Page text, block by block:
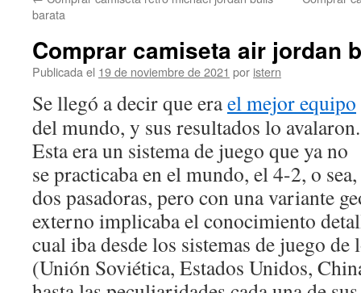
barata
Comprar camiseta air jordan
Publicada el 19 de noviembre de 2021 por istern
Se llegó a decir que erael mejor equipo
del mundo, y sus resultados lo avalaron.
Esta era un sistema de juego que ya no
se practicaba en el mundo, el 4-2, o
dos pasadoras, pero con una variante
externo implicaba el conocimiento
cual iba desde los sistemas de juego
(Unión Soviética, Estados Unidos,